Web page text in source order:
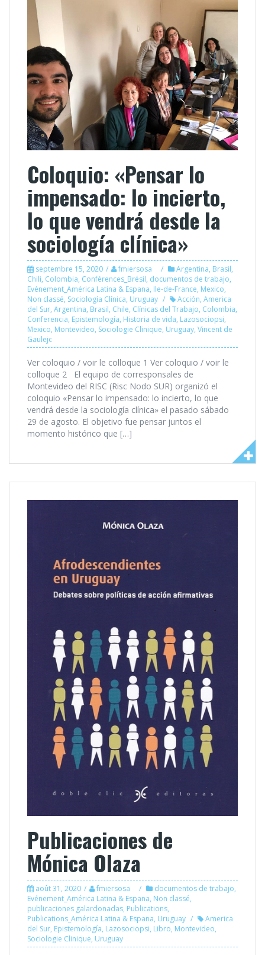
Coloquio: «Pensar lo
impensado: lo incierto,
lo que vendrá desde la
sociología clínica»
septembre 15, 2020 fmiersosa Argentina, Brasil,
Chili, Colombia, Conférences_Brésil, documentos de trabajo,
Evénement_América Latina & Espana, Ile-de-France, Mexico,
Non classé, Sociología Clínica, Uruguay Acción, America
del Sur, Argentina, Brasil, Chile, Clínicas del Trabajo, Colombia,
Conferencia, Epistemología, Historia de vida, Lazosociopsi,
Mexico, Montevideo, Sociologie Clinique, Uruguay, Vincent de
Gaulejc
Ver coloquio / voir le colloque 1 Ver coloquio / voir le
colloque 2 El equipo de corresponsales de
Montevideo del RISC (Risc Nodo SUR) organizó el
coloquio «Pensar lo impensado: lo incierto, lo que
vendrá desde la sociología clínica» el pasado sábado
29 de agosto. El objetivo fue pensar juntos el
momento histórico que […]
Publicaciones de
Mónica Olaza
août 31, 2020 fmiersosa documentos de trabajo,
Evénement_América Latina & Espana, Non classé,
publicaciones galardonadas, Publications,
Publications_América Latina & Espana, Uruguay
America
del Sur, Epistemología, Lazosociopsi, Libro, Montevideo,
Sociologie Clinique, Uruguay